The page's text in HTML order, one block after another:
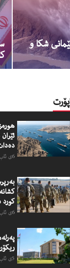
شكا و
6ی ئاب 2026
6ی ئاب 2026
5ی ئاب 2026